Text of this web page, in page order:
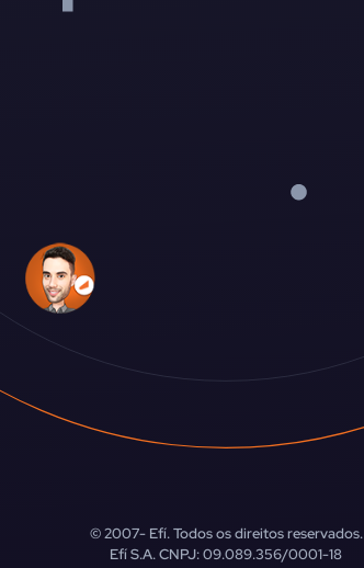
© 2007-Efí. Todos os direitos reservados.
Efí S.A. CNPJ: 09.089.356/0001-18